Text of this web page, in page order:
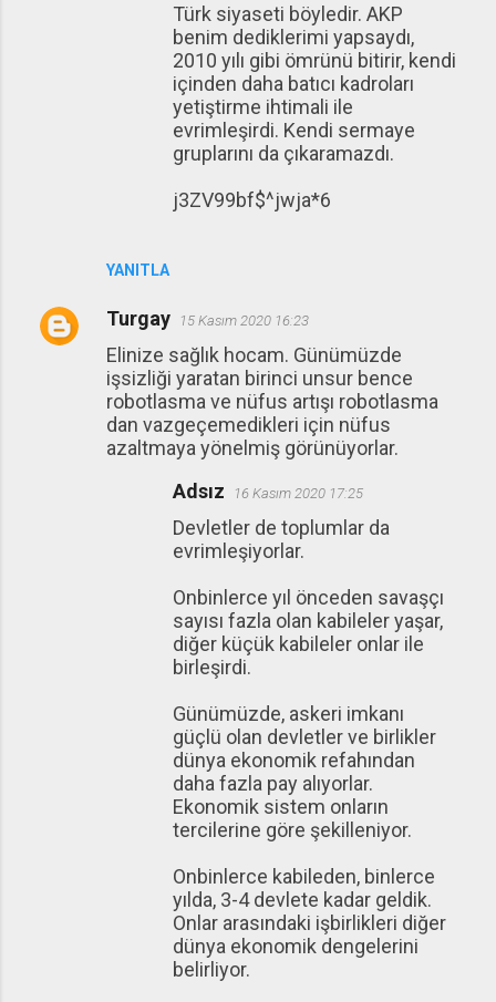
YANITLA
Türk siyaseti böyledir. AKP
benim dediklerimi yapsaydı,
2010 yılı gibi ömrünü bitirir, kendi
içinden daha batıcı kadroları
yetiştirme ihtimali ile
evrimleşirdi. Kendi sermaye
gruplarını da çıkaramazdı.
j3ZV99bf$^jwja*6
Turgay 15 Kasım 2020 16:23
Elinize sağlık hocam. Günümüzde
işsizliği yaratan birinci unsur bence
robotlasma ve nüfus artışı robotlasma
dan vazgeçemedikleri için nüfus
azaltmaya yönelmiş görünüyorlar.
Adsız 16 Kasım 2020 17:25
Devletler de toplumlar da
evrimleşiyorlar.
Onbinlerce yıl önceden savaşçı
sayısı fazla olan kabileler yaşar,
diğer küçük kabileler onlar ile
birleşirdi.
Günümüzde, askeri imkanı
güçlü olan devletler ve birlikler
dünya ekonomik refahından
daha fazla pay alıyorlar.
Ekonomik sistem onların
tercilerine göre şekilleniyor.
Onbinlerce kabileden, binlerce
yılda, 3-4 devlete kadar geldik.
Onlar arasındaki işbirlikleri diğer
dünya ekonomik dengelerini
belirliyor.